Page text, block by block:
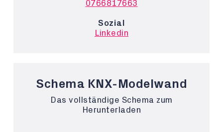
0766817663
Sozial
Linkedin
Schema KNX-Modelwand
Das vollständige Schema zum
Herunterladen